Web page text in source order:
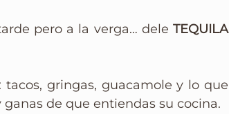
pero a la verga… dele TEQUILA
gringas, guacamole y lo que
de que entiendas su cocina.